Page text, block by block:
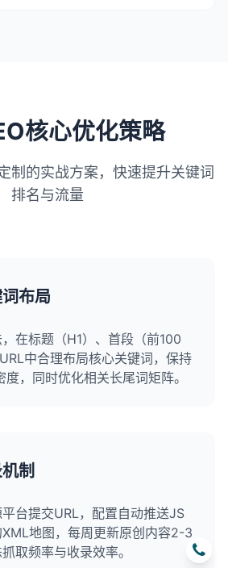
核心优化策略
制的实战方案，快速提升关键词
排名与流量
布局
在标题（H1）、首段（前100
中合理布局核心关键词，保持
，同时优化相关长尾词矩阵。
制
台提交URL，配置自动推送JS
地图，每周更新原创内容2-3
取频率与收录效率。